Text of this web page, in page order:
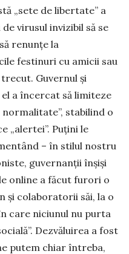
„sete de libertate” a
virusul invizibil să se
renunțe la
fes­tinuri cu amicii sau
Guvernul și
a încer­cat să limiteze
stabilind o
„alertei”. Puțini le
– în stilul nostru
guvernanții înșiși
online a făcut furori o
și colaboratorii săi, la o
care niciunul nu purta
Dezvăluirea a fost
putem chiar întreba,